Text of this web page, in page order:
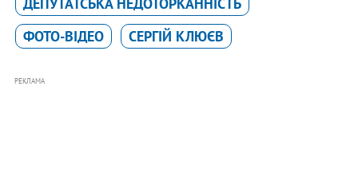
ФОТО-ВІДЕО
СЕРГІЙ КЛЮЄВ
РЕКЛАМА